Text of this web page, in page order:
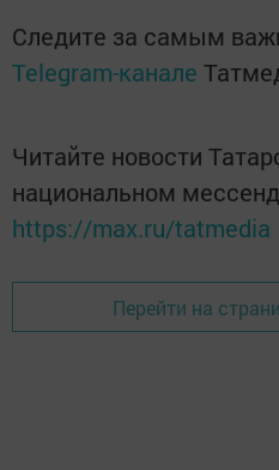
Следите за самым
Telegram-канале
Читайте новости
национальном
https://max.ru/tatmedia
Перейти на